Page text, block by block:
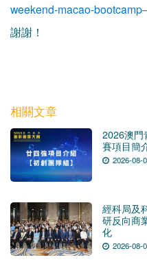
weekend-macao-
謝謝！
相關文章
2026澳門
賽項目簡
2026-08-
經科局及
研反向商
化
2026-08-